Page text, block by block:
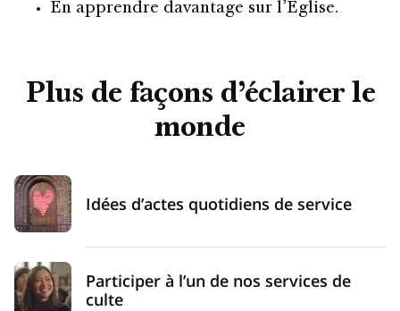
En apprendre davantage sur l’Église.
Plus de façons d’éclairer le
monde
Idées d’actes quotidiens de service
Participer à l’un de nos services de
culte